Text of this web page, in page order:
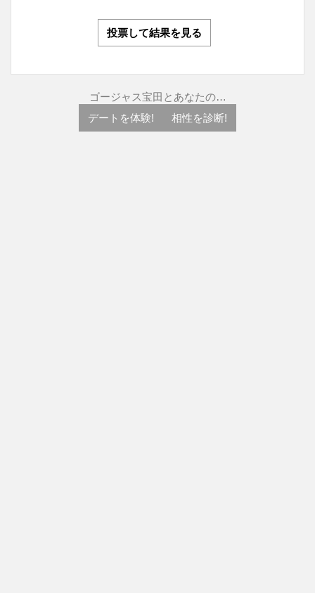
投票して結果を見る
ゴージャス宝田とあなたの…
デートを体験!
相性を診断!